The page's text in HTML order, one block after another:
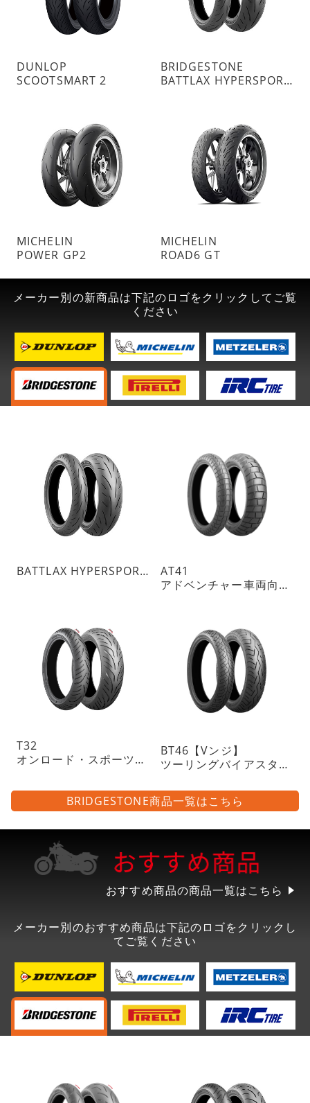
DUNLOP
SCOOTSMART 2
BRIDGESTONE
BATTLAX HYPERSPORT S23
MICHELIN
POWER GP2
MICHELIN
ROAD6 GT
メーカー別の新商品は下記のロゴをクリックしてご覧
ください
BATTLAX HYPERSPORT S23
AT41
アドベンチャー車両向けトレイルタイヤ ON指向
T32
オンロード・スポーツツーリングラジアルタイヤ・チューブレスタイプ
BT46【Vンジ】
ツーリングバイアスタイヤ・チューブレスタイプ
BRIDGESTONE商品一覧はこちら
おすすめ商品の商品一覧はこちら
メーカー別のおすすめ商品は下記のロゴをクリックし
てご覧ください